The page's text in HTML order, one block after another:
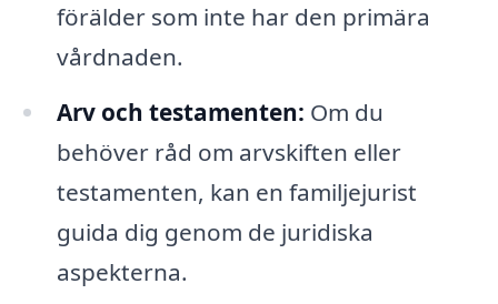
förälder som inte har den primära
vårdnaden.
Arv och testamenten: Om du
behöver råd om arvskiften eller
testamenten, kan en familjejurist
guida dig genom de juridiska
aspekterna.